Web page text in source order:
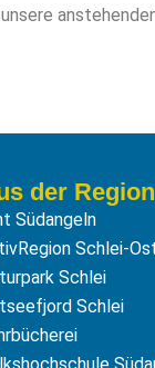
der Region
Südangeln
Schlei-
Schlei
Schlei